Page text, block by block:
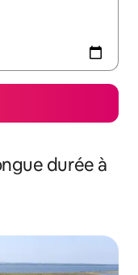
durée à